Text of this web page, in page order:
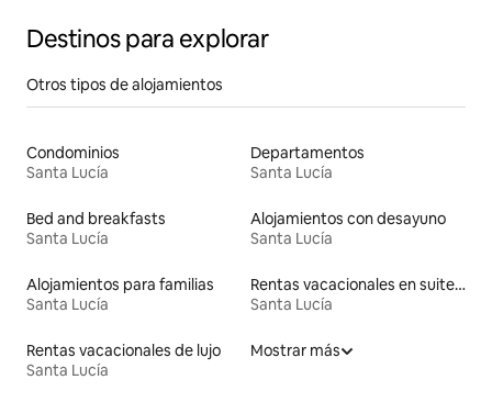
Destinos para explorar
Otros tipos de alojamientos
Condominios
Santa Lucía
Departamentos
Santa Lucía
Bed and breakfasts
Santa Lucía
Alojamientos con desayuno
Santa Lucía
Alojamientos para familias
Santa Lucía
Rentas vacacionales en suites privadas
Santa Lucía
Rentas vacacionales de lujo
Santa Lucía
Mostrar más